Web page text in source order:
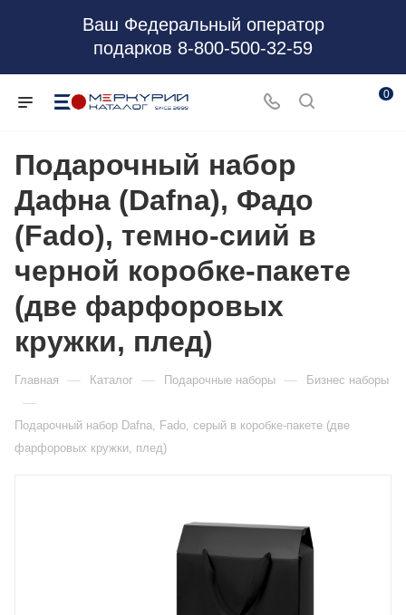
Ваш Федеральный оператор
подарков 8-800-500-32-59
0
Подарочный набор
Дафна (Dafna), Фадо
(Fado), темно-сиий в
черной коробке-пакете
(две фарфоровых
кружки, плед)
Главная — Каталог — Подарочные наборы — Бизнес наборы
—
Подарочный набор Dafna, Fado, серый в коробке-пакете (две
фарфоровых кружки, плед)